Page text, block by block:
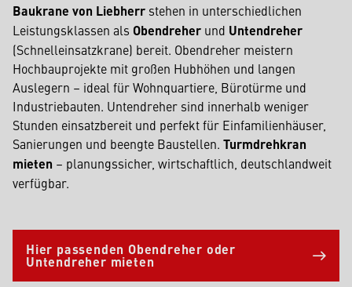
Baukrane von Liebherr stehen in unterschiedlichen
Leistungsklassen als Obendreher und Untendreher
(Schnelleinsatzkrane) bereit. Obendreher meistern
Hochbauprojekte mit großen Hubhöhen und langen
Auslegern – ideal für Wohnquartiere, Bürotürme und
Industriebauten. Untendreher sind innerhalb weniger
Stunden einsatzbereit und perfekt für Einfamilienhäuser,
Sanierungen und beengte Baustellen. Turmdrehkran
mieten – planungssicher, wirtschaftlich, deutschlandweit
verfügbar.
Hier passenden Obendreher oder
Untendreher mieten